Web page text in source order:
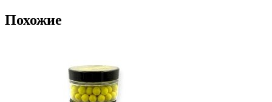
Похожие